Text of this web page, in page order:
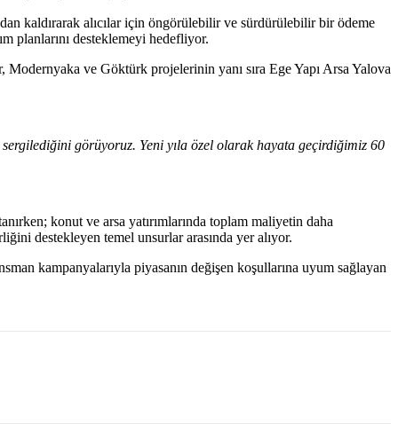
kaldırarak alıcılar için öngörülebilir ve sürdürülebilir bir ödeme
planlarını desteklemeyi hedefliyor.
ve Göktürk projelerinin yanı sıra Ege Yapı Arsa Yalova
görüyoruz. Yeni yıla özel olarak hayata geçirdiğimiz 60
konut ve arsa yatırımlarında toplam maliyetin daha
destekleyen temel unsurlar arasında yer alıyor.
kampanyalarıyla piyasanın değişen koşullarına uyum sağlayan